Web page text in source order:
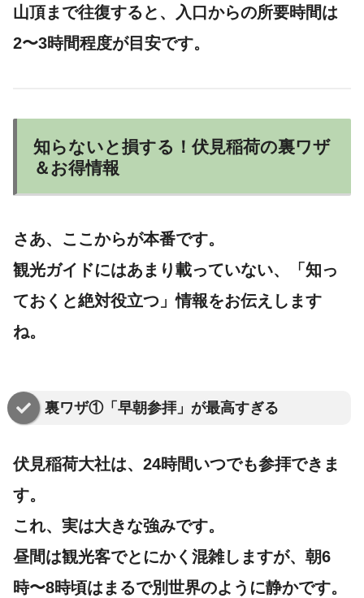
山頂まで往復すると、入口からの所要時間は
2〜3時間程度が目安です。
知らないと損する！伏見稲荷の裏ワザ
＆お得情報
さあ、ここからが本番です。
観光ガイドにはあまり載っていない、「知っ
ておくと絶対役立つ」情報をお伝えします
ね。
裏ワザ①「早朝参拝」が最高すぎる
伏見稲荷大社は、 24時間いつでも参拝できま
す。
これ、実は大きな強みです。
昼間は観光客でとにかく混雑しますが、 朝6
時〜8時頃はまるで別世界のように静かです。